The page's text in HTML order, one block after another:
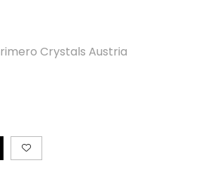
Crystals Austria